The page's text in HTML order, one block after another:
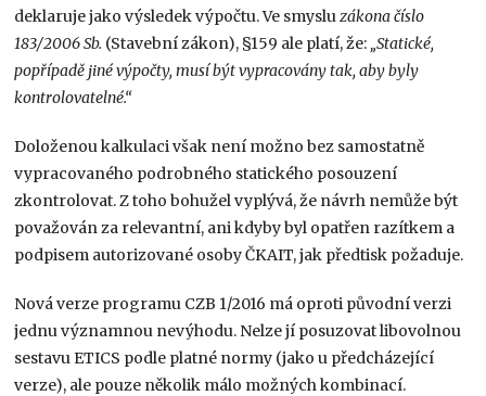
deklaruje jako výsledek výpočtu. Ve smysluzákona číslo
183/2006 Sb. (Stavební zákon), §159 ale platí, že: „Statické,
popřípadě jiné výpočty, musí být vypracovány tak, aby byly
kontrolovatelné.“
Doloženou kalkulaci však není možno bez samostatně
vypracovaného podrobného statického posouzení
zkontrolovat. Z toho bohužel vyplývá, že návrh nemůže být
považován za relevantní, ani kdyby byl opatřen razítkem a
podpisem autorizované osoby ČKAIT, jak předtisk požaduje.
Nová verze programu CZB 1/2016 má oproti původní verzi
jednu významnou nevýhodu. Nelze jí posuzovat libovolnou
sestavu ETICS podle platné normy (jako u předcházející
verze), ale pouze několik málo možných kombinací.